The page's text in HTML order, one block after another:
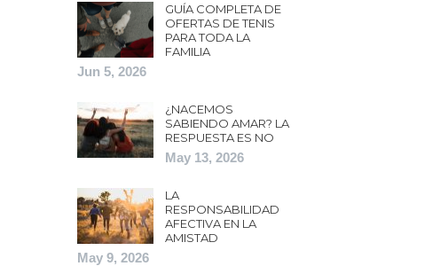
GUÍA COMPLETA DE
OFERTAS DE TENIS
PARA TODA LA
FAMILIA
Jun 5, 2026
¿NACEMOS
SABIENDO AMAR? LA
RESPUESTA ES NO
May 13, 2026
LA
RESPONSABILIDAD
AFECTIVA EN LA
AMISTAD
May 9, 2026